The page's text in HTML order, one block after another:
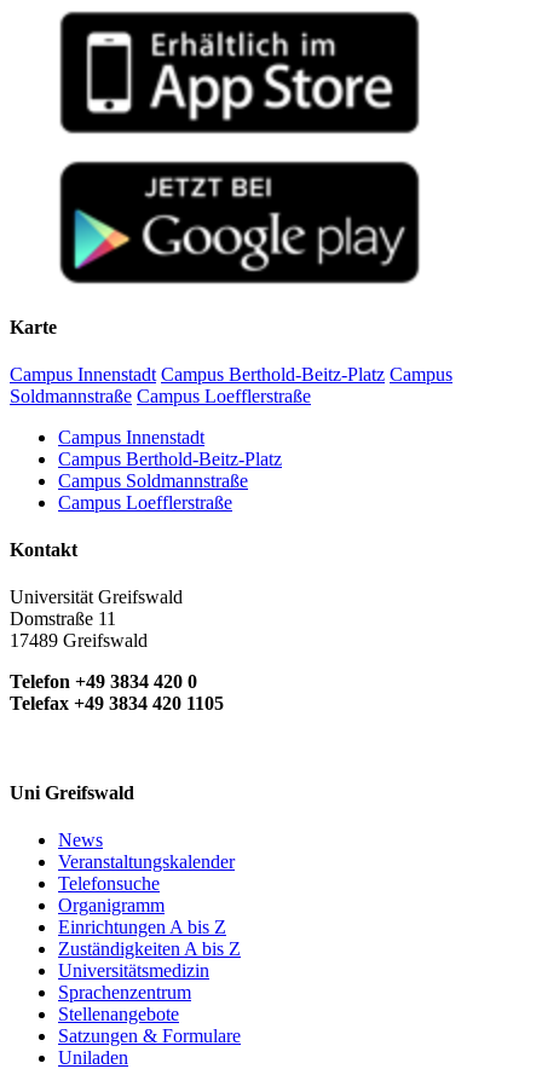
Bachelorstudium B.Sc. Biologie, Freie Universität Berlin
driven by actively induced rewetting with brackish water from
the Baltic Sea, Biogeosciences. DOI:10.5194/bg-20-295-
Gutekunst, C.N., Liebner, S., Jenner, A.-K., Knorr, K.-H.,
Unger, V., Koebsch, F., Racasa, E.D., Yang, S., Böttcher,
M.E., Janssen, M., Kallmeyer, J., Otto, D., Schmiedinger,
water inflow on methane cycling microbial communities in a
freshwater rewetted coastal fen,
Biogeosciences.
DOI:10.5194/bg-19-3625-2022
Huth, V., Günther, A., Bartel, A., Gutekunst, C.N.,
Heinze, S., Hofer, B., Jacobs, O., Koebsch, F., Rosinski,
E., Tonn, C., Ullrich, K., and Jurasinski, G.(2021) The
and Bennett, L.T.(2021) Indications of positive feedbacks to
flammability through fuel structure after high-severity fire in
temperate eucalypt forests, International Journal of Wildland
Fire.DOI:10.1071/WF20153
Karte
Campus Innenstadt Campus Berthold-Beitz-Platz Campus
Soldmannstraße Campus Loefflerstraße
Campus Innenstadt
Campus Berthold-Beitz-Platz
Campus Soldmannstraße
Campus Loefflerstraße
Kontakt
Universität Greifswald
Domstraße 11
17489 Greifswald
Telefon +49 3834 420 0
Telefax +49 3834 420 1105
Uni Greifswald
News
Veranstaltungskalender
Telefonsuche
Organigramm
Einrichtungen A bis Z
Zuständigkeiten A bis Z
Universitätsmedizin
Sprachenzentrum
Stellenangebote
Satzungen & Formulare
Uniladen